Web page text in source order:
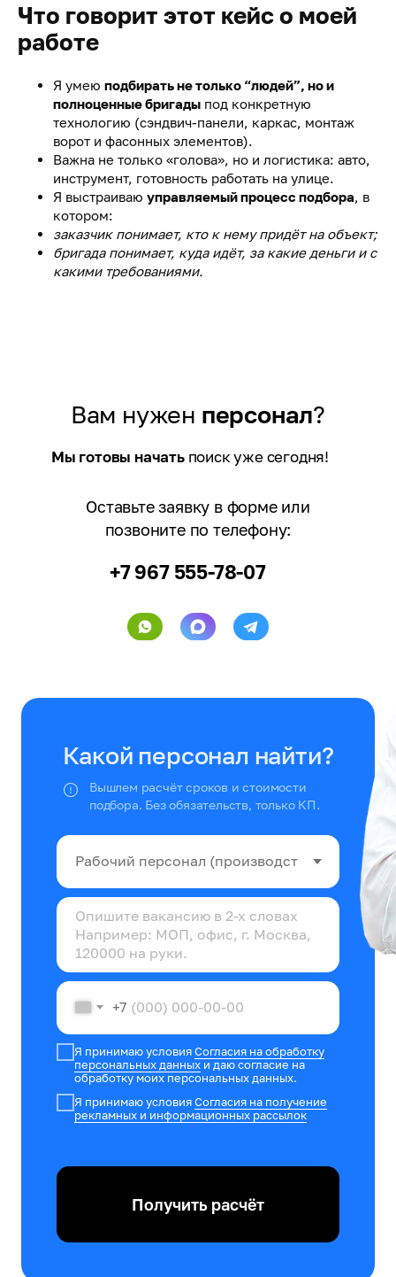
Что говорит этот кейс о моей
работе
Я умею подбирать не только “людей”, но и
полноценные бригады под конкретную
технологию (сэндвич-панели, каркас, монтаж
ворот и фасонных элементов).
Важна не только «голова», но и логистика: авто,
инструмент, готовность работать на улице.
Я выстраиваю управляемый процесс подбора, в
котором:
заказчик понимает, кто к нему придёт на объект;
бригада понимает, куда идёт, за какие деньги и с
какими требованиями.
Вам нужен персонал?
+7 967 555-78-07
Оставьте заявку в форме или
позвоните по телефону:
Мы готовы начатьпоиск уже сегодня!
Какой персонал найти?
Вышлем расчёт сроков и стоимости
подбора. Без обязательств, только КП.
+7
Я принимаю условияСогласия на обработку
персональных данных и даю согласие на
обработку моих персональных данных.
Я принимаю условияСогласия на получение
рекламных и информационных рассылок
Получить расчёт